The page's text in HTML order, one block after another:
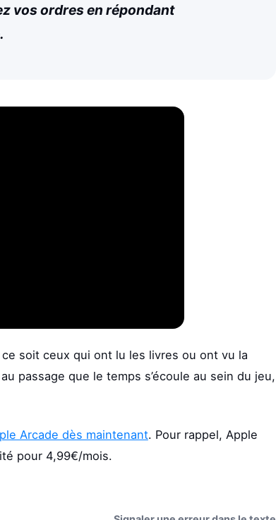
vos ordres en répondant
soit ceux qui ont lu les livres ou ont vu la
passage que le temps s’écoule au sein du jeu,
Arcade dès maintenant. Pour rappel, Apple
pour 4,99€/mois.